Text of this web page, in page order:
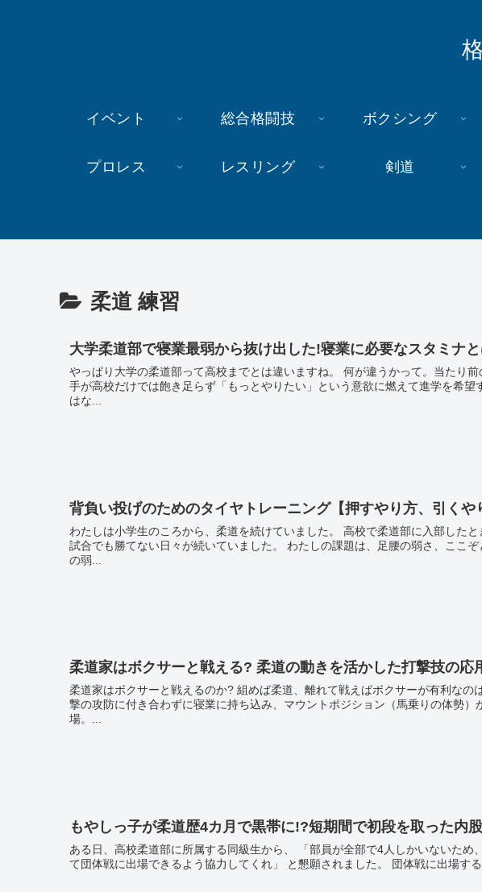
イベント 総合格闘技 ボクシング
プロレス レスリング 剣道
柔道 練習
大学柔道部で寝業最弱から抜け出した!寝業に必要なスタミナ
やっぱり大学の柔道部って高校までとは違いますね。 何が違うかって。当たり前の事ですが全国から地区や県を代表する選
手が高校だけでは飽き足らず「もっとやりたい」という意欲に燃えて進学を希望するわけですから
はな...
背負い投げのためのタイヤトレーニング【押すやり方、引くや
わたしは小学生のころから、柔道を続けていました。 高校で柔道部に入部したときにわたしの周りには格上の選手ばかりで
試合でも勝てない日々が続いていました。 わたしの課題は、足腰の弱さ、ここぞというときに踏ん張ることのできない体幹
の弱...
柔道家はボクサーと戦える? 柔道の動きを活かした打撃技の応
柔道家はボクサーと戦えるのか? 組めば柔道、離れて戦えばボクサーが有利なのは明らか。 格闘技の歴史の中でいうと、打
撃の攻防に付き合わずに寝業に持ち込み、マウントポジション（馬乗りの体勢
場。...
もやしっ子が柔道歴4カ月で黒帯に!?短期間で初段を取った内
ある日、高校柔道部に所属する同級生から、 「部員が全部で4人しかいないため、団体戦に参加できない。柔道部に入部し
て団体戦に出場できるよう協力して